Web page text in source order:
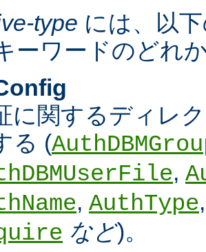
type には、以
ーワードのどれ
に関するディレ
る (
,
, AuthType
など)。